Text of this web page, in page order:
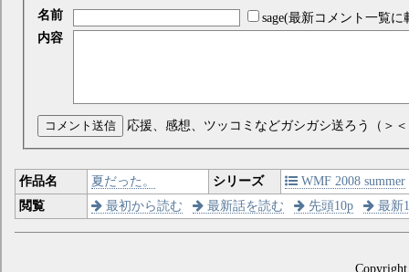
名前
sage(最新コメント一覧に
内容
コメント送信 応援、感想、ツッコミなどガシガシ送ろう（＞
作品名 夏だった。 シリーズ
WMF 2008 summer
閲覧
最初から読む 最新話を読む 先頭10p 最新